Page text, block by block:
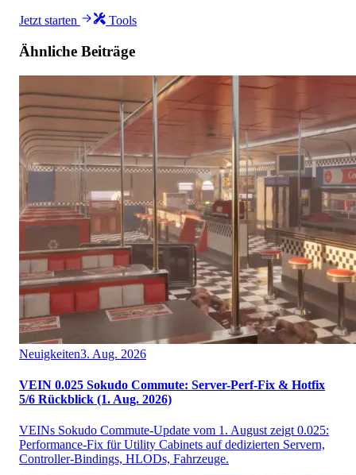
Jetzt starten Tools
Ähnliche Beiträge
Neuigkeiten3. Aug. 2026
VEIN 0.025 Sokudo Commute: Server-Perf-Fix & Hotfix
5/6 Rückblick (1. Aug. 2026)
VEINs Sokudo Commute-Update vom 1. August zeigt 0.025:
Performance-Fix für Utility Cabinets auf dedizierten Servern,
Controller-Bindings, HLODs, Fahrzeuge.